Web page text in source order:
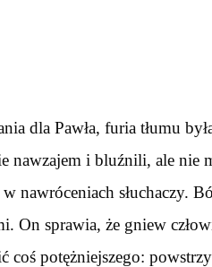
dla Pawła, furia tłumu
nawzajem i bluźnili, ale nie
nawróceniach słuchaczy.
On sprawia, że gniew
coś potężniejszego: